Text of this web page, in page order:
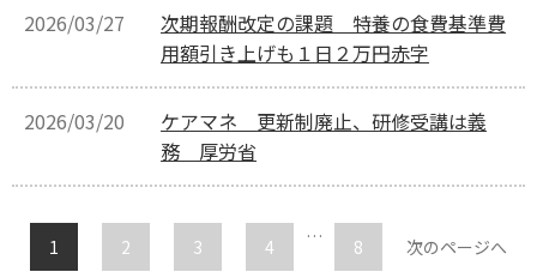
2026/03/27
次期報酬改定の課題 特養の食費基準費
用額引き上げも１日２万円赤字
2026/03/20
ケアマネ 更新制廃止、研修受講は義
務 厚労省
1 2 3 4 … 8 次のページへ